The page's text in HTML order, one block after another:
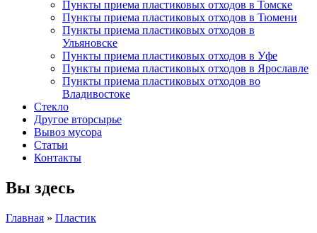
Пункты приема пластиковых отходов в Томске
Пункты приема пластиковых отходов в Тюмени
Пункты приема пластиковых отходов в
Ульяновске
Пункты приема пластиковых отходов в Уфе
Пункты приема пластиковых отходов в Ярославле
Пункты приема пластиковых отходов во
Владивостоке
Стекло
Другое вторсырье
Вывоз мусора
Статьи
Контакты
Вы здесь
Главная » Пластик